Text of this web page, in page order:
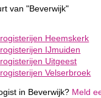
van "Beverwijk"
Heemskerk
IJmuiden
Uitgeest
Velserbroek
in Beverwijk? Meld